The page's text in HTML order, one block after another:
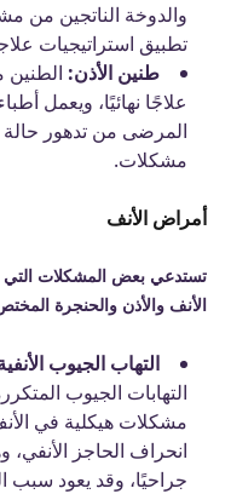
والدوخة الناتجين من
تطبيق استراتيجيات
طنين الأذن: الطنين
علاجًا نهائيًا، ويعمل
المرضى من تدهور حالة
مشكلات.
أمراض الأنف
تستدعي بعض المشكلات التي
الأنف والأذن والحنجرة
التهاب الجيوب
التهابات الجيوب
مشكلات هيكلية في
انحراف الحاجز
جراحيًا، وقد يعود سبب